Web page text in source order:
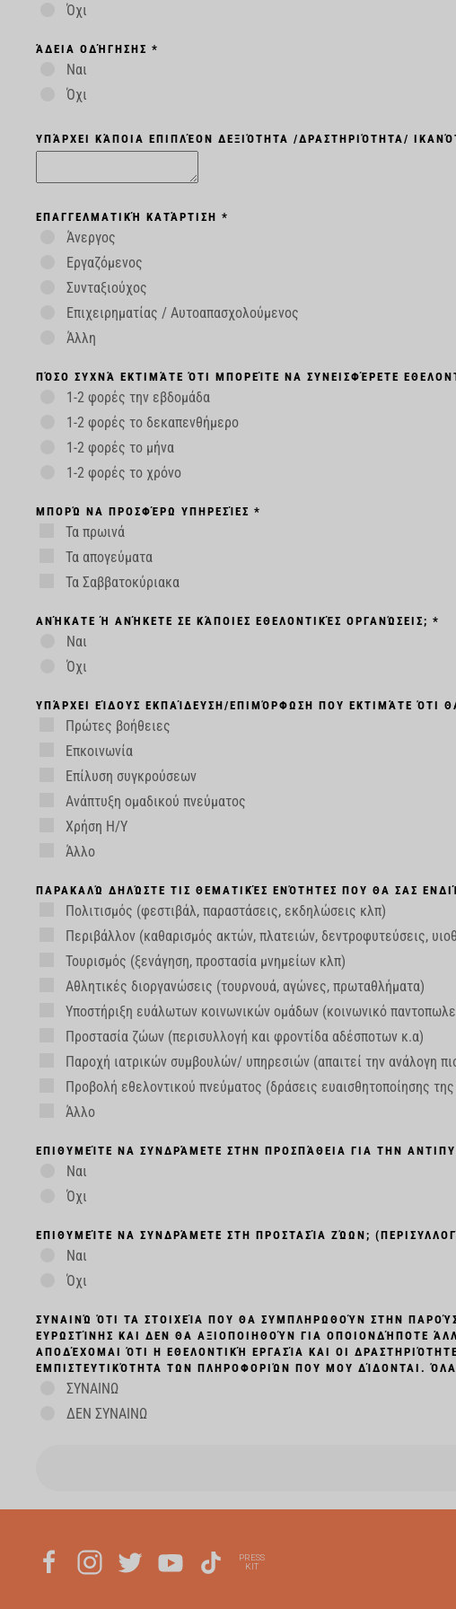
Όχι
ΆΔΕΙΑ ΟΔΉΓΗΣΗΣ *
Ναι
Όχι
ΥΠΆΡΧΕΙ ΚΆΠΟΙΑ ΕΠΙΠΛΈΟΝ ΔΕΞΙΌΤΗΤΑ /ΔΡΑΣΤΗΡΙΌΤΗΤΑ/
ΕΠΑΓΓΕΛΜΑΤΙΚΉ ΚΑΤΆΡΤΙΣΗ *
Άνεργος
Εργαζόμενος
Συνταξιούχος
Επιχειρηματίας / Αυτοαπασχολούμενος
Άλλη
ΠΌΣΟ ΣΥΧΝΆ ΕΚΤΙΜΆΤΕ ΌΤΙ ΜΠΟΡΕΊΤΕ ΝΑ ΣΥΝΕΙΣΦΈΡΕΤΕ
1-2 φορές την εβδομάδα
1-2 φορές το δεκαπενθήμερο
1-2 φορές το μήνα
1-2 φορές το χρόνο
ΜΠΟΡΏ ΝΑ ΠΡΟΣΦΈΡΩ ΥΠΗΡΕΣΊΕΣ *
Τα πρωινά
Τα απογεύματα
Τα Σαββατοκύριακα
ΑΝΉΚΑΤΕ Ή ΑΝΉΚΕΤΕ ΣΕ ΚΆΠΟΙΕΣ ΕΘΕΛΟΝΤΙΚΈΣ ΟΡΓΑΝΏΣΕΙΣ; *
Ναι
Όχι
ΥΠΆΡΧΕΙ ΕΊΔΟΥΣ ΕΚΠΑΊΔΕΥΣΗ/ΕΠΙΜΌΡΦΩΣΗ ΠΟΥ ΕΚΤΙΜΆΤΕ ΌΤΙ
Πρώτες βοήθειες
Επκοινωνία
Eπίλυση συγκρούσεων
Ανάπτυξη ομαδικού πνεύματος
Χρήση Η/Υ
Άλλο
ΠΑΡΑΚΑΛΏ ΔΗΛΏΣΤΕ ΤΙΣ ΘΕΜΑΤΙΚΈΣ ΕΝΌΤΗΤΕΣ ΠΟΥ ΘΑ ΣΑΣ
Πολιτισμός (φεστιβάλ, παραστάσεις, εκδηλώσεις κλπ)
Περιβάλλον (καθαρισμός ακτών, πλατειών, δεντροφυτεύσεις,
Τουρισμός (ξενάγηση, προστασία μνημείων κλπ)
Αθλητικές διοργανώσεις (τουρνουά, αγώνες, πρωταθλήματα)
Υποστήριξη ευάλωτων κοινωνικών ομάδων (κοινωνικό
Προστασία ζώων (περισυλλογή και φροντίδα αδέσποτων κ.α)
Παροχή ιατρικών συμβουλών/ υπηρεσιών (απαιτεί την ανάλογη
Προβολή εθελοντικού πνεύματος (δράσεις ευαισθητοποίησης
Άλλο
ΕΠΙΘΥΜΕΊΤΕ ΝΑ ΣΥΝΔΡΆΜΕΤΕ ΣΤΗΝ ΠΡΟΣΠΆΘΕΙΑ ΓΙΑ ΤΗΝ
Ναι
Όχι
ΕΠΙΘΥΜΕΊΤΕ ΝΑ ΣΥΝΔΡΆΜΕΤΕ ΣΤΗ ΠΡΟΣΤΑΣΊΑ ΖΏΩΝ;
Ναι
Όχι
ΣΥΝΑΙΝΏ ΌΤΙ ΤΑ ΣΤΟΙΧΕΊΑ ΠΟΥ ΘΑ ΣΥΜΠΛΗΡΩΘΟΎΝ ΣΤΗΝ
ΕΥΡΩΣΤΊΝΗΣ ΚΑΙ ΔΕΝ ΘΑ ΑΞΙΟΠΟΙΗΘΟΎΝ ΓΙΑ ΟΠΟΙΟΝΔΉΠΟΤΕ
ΑΠΟΔΈΧΟΜΑΙ ΌΤΙ Η ΕΘΕΛΟΝΤΙΚΉ ΕΡΓΑΣΊΑ ΚΑΙ ΟΙ
ΕΜΠΙΣΤΕΥΤΙΚΌΤΗΤΑ ΤΩΝ ΠΛΗΡΟΦΟΡΙΏΝ ΠΟΥ ΜΟΥ ΔΊΔΟΝΤΑΙ.
ΣΥΝΑΙΝΩ
ΔΕΝ ΣΥΝΑΙΝΩ
PRESS
KIT